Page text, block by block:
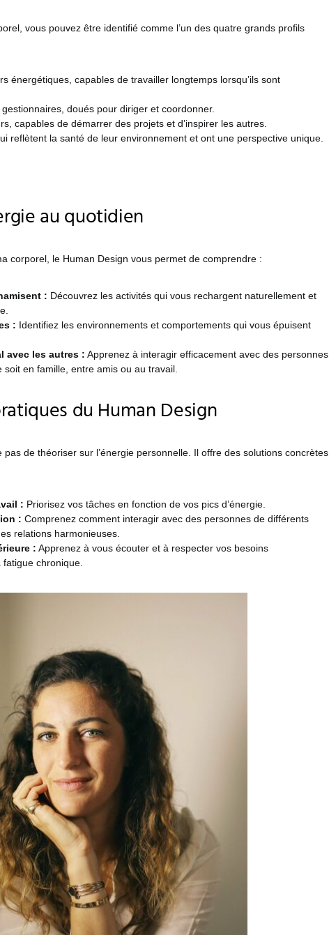
vous pouvez être identifié comme l’un des quatre grands profils
énergétiques, capables de travailler longtemps lorsqu’ils sont
doués pour diriger et coordonner.
capables de démarrer des projets et d’inspirer les autres.
reflètent la santé de leur environnement et ont une perspective unique.
au quotidien
corporel, le Human Design vous permet de comprendre :
: Découvrez les activités qui vous rechargent naturellement et
: Identifiez les environnements et comportements qui vous épuisent
avec les autres : Apprenez à interagir efficacement avec des personnes
en famille, entre amis ou au travail.
du Human Design
de théoriser sur l’énergie personnelle. Il offre des solutions concrètes
: Priorisez vos tâches en fonction de vos pics d’énergie.
: Comprenez comment interagir avec des personnes de différents
relations harmonieuses.
: Apprenez à vous écouter et à respecter vos besoins
chronique.